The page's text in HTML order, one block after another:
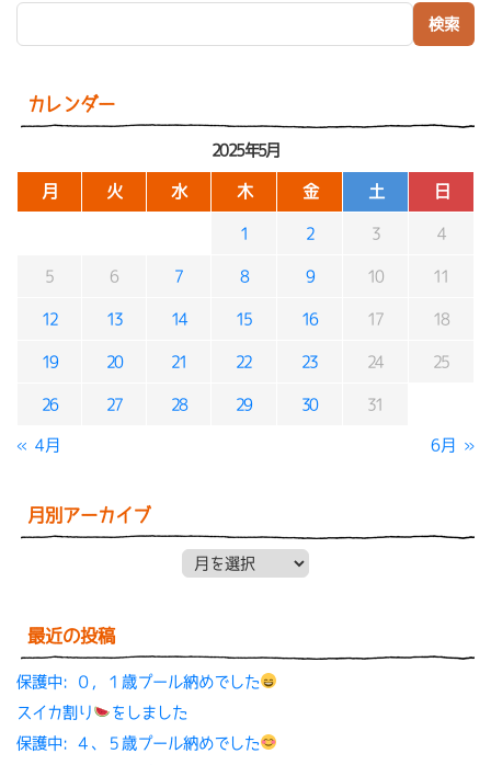
カレンダー
2025年5月
月 火 水 木 金 土 日
1 2 3 4
5 6 7 8 9 10 11
12 13 14 15 16 17 18
19 20 21 22 23 24 25
26 27 28 29 30 31
« 4月 6月 »
月別アーカイブ
最近の投稿
保護中: ０，１歳プール納めでした
スイカ割り
をしました
保護中: ４、５歳プール納めでした